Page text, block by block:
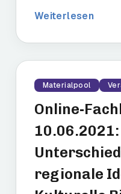
Weiterlesen
Materialpool
Online-
regionale